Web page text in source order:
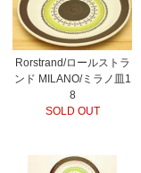
Rorstrand/ロールストラ
ンド MILANO/ミラノ皿1
8
SOLD OUT